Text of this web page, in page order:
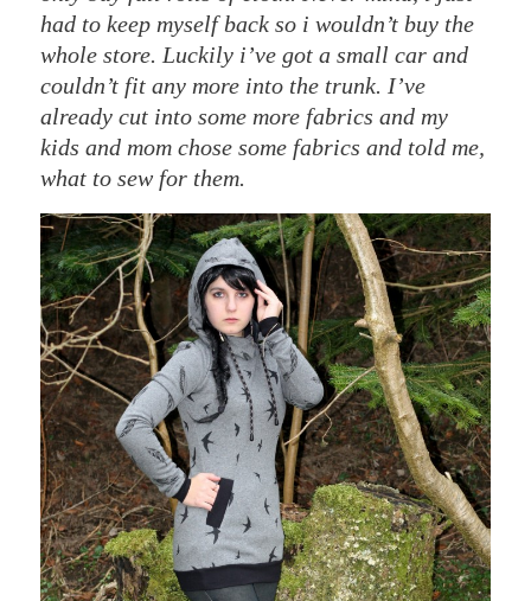
had to keep myself back so i wouldn’t buy the
whole store. Luckily i’ve got a small car and
couldn’t fit any more into the trunk. I’ve
already cut into some more fabrics and my
kids and mom chose some fabrics and told me,
what to sew for them.